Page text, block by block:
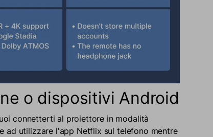
o dispositivi Android
connetterti al proiettore in modalità
ad utilizzare l'app Netflix sul telefono mentre